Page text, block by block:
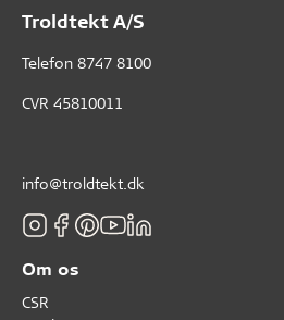
Troldtekt A/S
Telefon 8747 8100
CVR 45810011
info@troldtekt.dk
Om os
CSR